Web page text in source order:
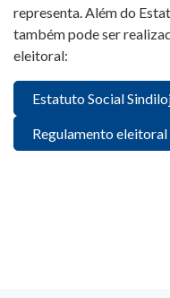
representa. Além do
também pode ser
eleitoral:
Estatuto Social
Regulamento eleitoral